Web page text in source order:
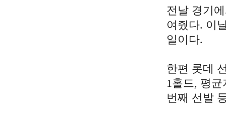
전날 경기
여줬다. 이
일이다.
한편 롯데
1홀드, 평
번째 선발